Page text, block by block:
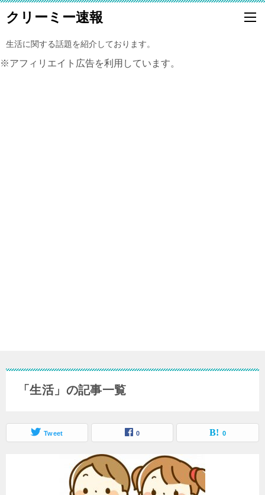
クリーミー速報
生活に関する話題を紹介しております。
※アフィリエイト広告を利用しています。
「生活」の記事一覧
Tweet 0 0